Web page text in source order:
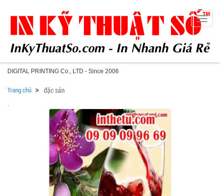
DIGITAL PRINTING Co., LTD - Since 2006
Toggle
Trang chủ đặc sản
.